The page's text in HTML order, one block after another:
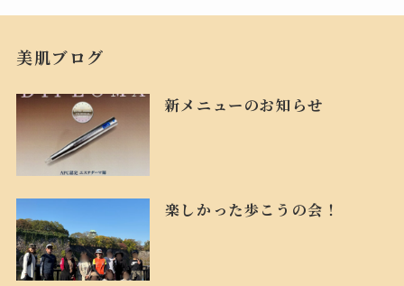
美肌ブログ
新メニューのお知らせ
楽しかった歩こうの会！